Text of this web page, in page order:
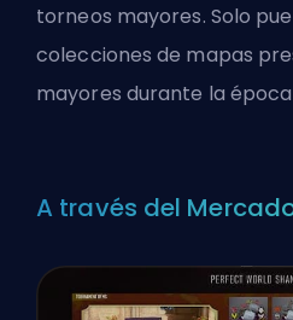
torneos mayores. Solo
colecciones de mapas
mayores durante la
A través del